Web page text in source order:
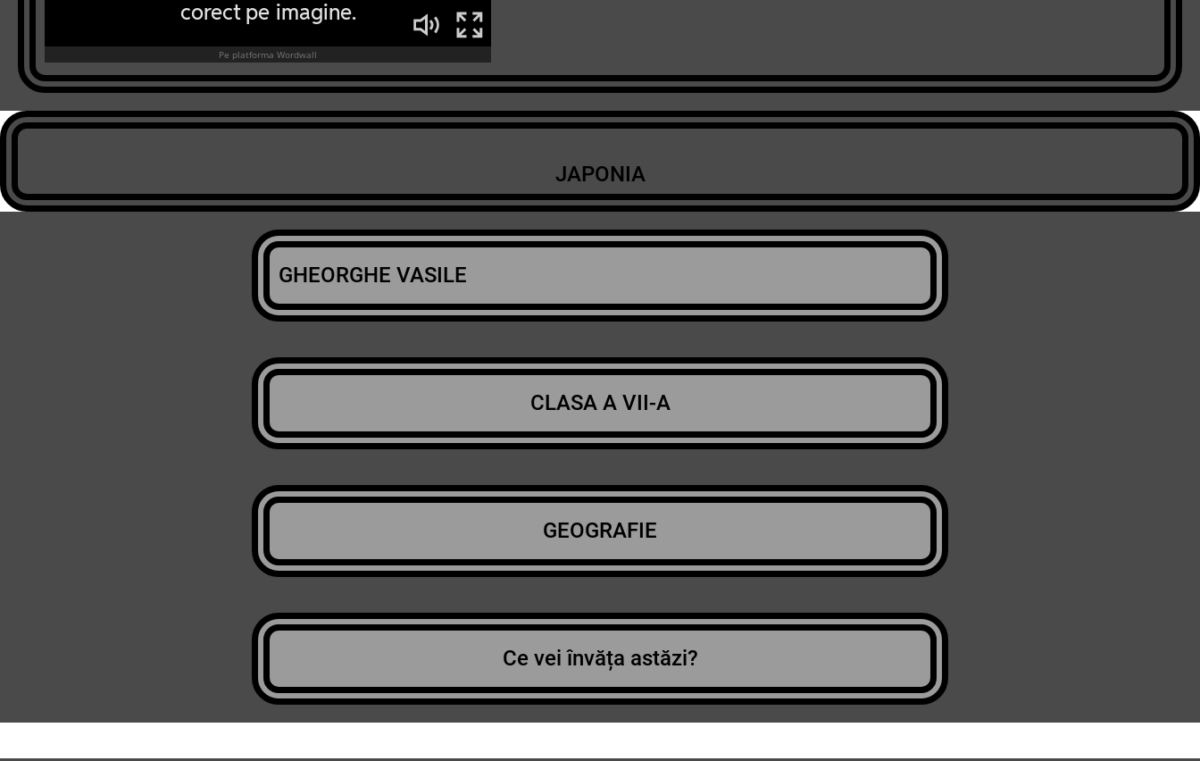
JAPONIA
GHEORGHE VASILE
CLASA A VII-A
GEOGRAFIE
Ce vei învăța astăzi?